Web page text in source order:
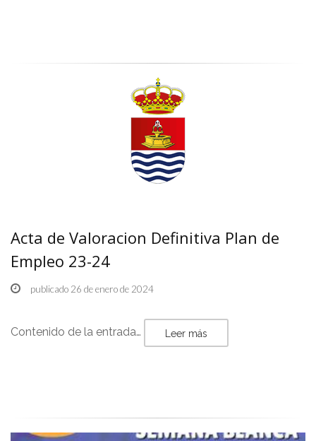
Acta de Valoracion Definitiva Plan de
Empleo 23-24
publicado 26 de enero de 2024
Contenido de la entrada… Leer más